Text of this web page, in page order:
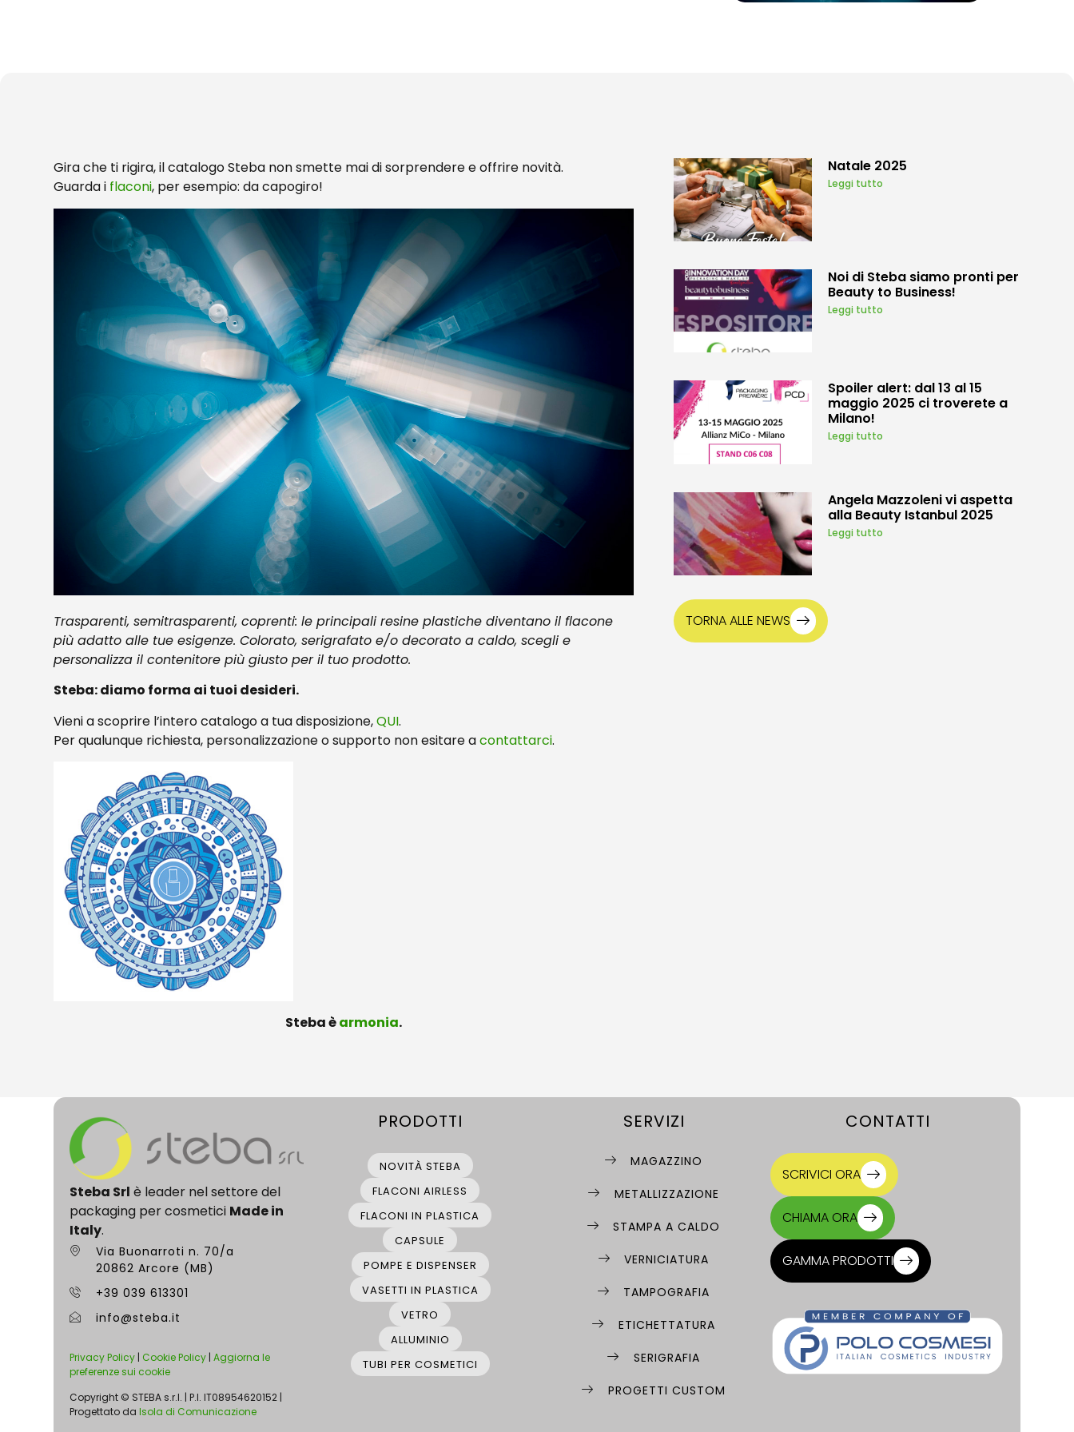
Gira che ti rigira, il catalogo Steba non smette mai di sorprendere e offrire novità.
Guarda i flaconi, per esempio: da capogiro!
Trasparenti, semitrasparenti, coprenti: le principali resine plastiche diventano il flacone
più adatto alle tue esigenze. Colorato, serigrafato e/o decorato a caldo, scegli e
personalizza il contenitore più giusto per il tuo prodotto.
Steba: diamo forma ai tuoi desideri.
Vieni a scoprire l’intero catalogo a tua disposizione,QUI.
Per qualunque richiesta, personalizzazione o supporto non esitare acontattarci.
Steba èarmonia.
Natale 2025
Leggi tutto
Noi di Steba siamo pronti per
Beauty to Business!
Leggi tutto
Spoiler alert: dal 13 al 15
maggio 2025 ci troverete a
Milano!
Leggi tutto
Angela Mazzoleni vi aspetta
alla Beauty Istanbul 2025
Leggi tutto
TORNA ALLE NEWS
Steba Srl è leader nel settore del
packaging per cosmetici Made in
Italy.
Via Buonarroti n. 70/a
20862 Arcore (MB)
+39 039 613301
info@steba.it
Privacy Policy | Cookie Policy |Aggiorna le
preferenze sui cookie
Copyright © STEBA s.r.l. | P.I. IT08954620152 |
Progettato daIsola di Comunicazione
PRODOTTI
NOVITÀ STEBA
FLACONI AIRLESS
FLACONI IN PLASTICA
CAPSULE
POMPE E DISPENSER
VASETTI IN PLASTICA
VETRO
ALLUMINIO
TUBI PER COSMETICI
SERVIZI
MAGAZZINO
METALLIZZAZIONE
STAMPA A CALDO
VERNICIATURA
TAMPOGRAFIA
ETICHETTATURA
SERIGRAFIA
PROGETTI CUSTOM
CONTATTI
SCRIVICI ORA
CHIAMA ORA
GAMMA PRODOTTI